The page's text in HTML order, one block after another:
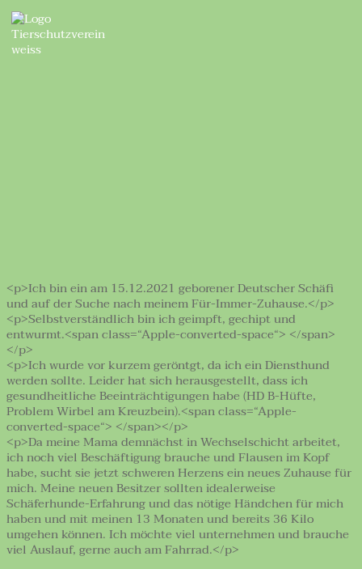
<p>Ich bin ein am 15.12.2021 geborener Deutscher Schäfi
und auf der Suche nach meinem Für-Immer-Zuhause.</p>
<p>Selbstverständlich bin ich geimpft, gechipt und
entwurmt.<span class=“Apple-converted-space“> </span>
</p>
<p>Ich wurde vor kurzem geröntgt, da ich ein Diensthund
werden sollte. Leider hat sich herausgestellt, dass ich
gesundheitliche Beeinträchtigungen habe (HD B-Hüfte,
Problem Wirbel am Kreuzbein).<span class=“Apple-
converted-space“> </span></p>
<p>Da meine Mama demnächst in Wechselschicht arbeitet,
ich noch viel Beschäftigung brauche und Flausen im Kopf
habe, sucht sie jetzt schweren Herzens ein neues Zuhause für
mich. Meine neuen Besitzer sollten idealerweise
Schäferhunde-Erfahrung und das nötige Händchen für mich
haben und mit meinen 13 Monaten und bereits 36 Kilo
umgehen können. Ich möchte viel unternehmen und brauche
viel Auslauf, gerne auch am Fahrrad.</p>